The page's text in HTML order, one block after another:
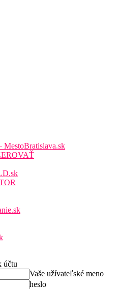
účtu
Vaše užívateľské meno
heslo